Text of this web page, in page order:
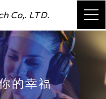
Co,. LTD.
的幸福